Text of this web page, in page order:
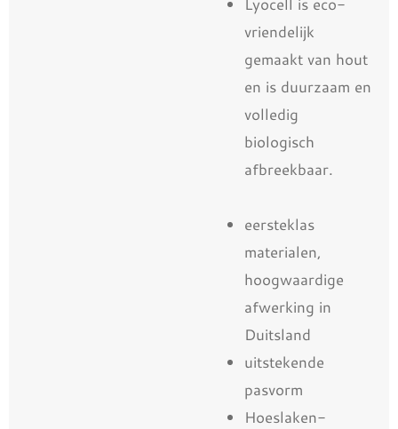
vriendelijk
gemaakt van hout
en is duurzaam en
volledig
biologisch
afbreekbaar.
eersteklas
materialen,
hoogwaardige
afwerking in
Duitsland
uitstekende
pasvorm
Hoeslaken-